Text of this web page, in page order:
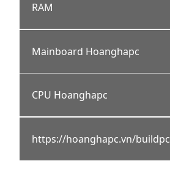
RAM
Mainboard Hoanghapc
CPU Hoanghapc
https://hoanghapc.vn/buildpc